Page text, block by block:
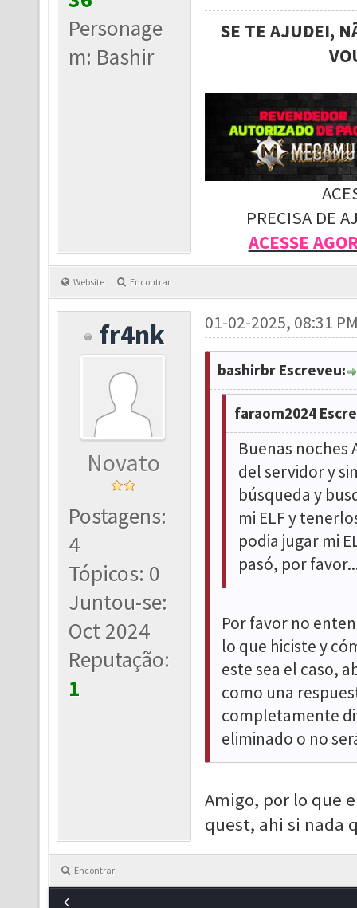
Personage
m: Bashir
SE TE AJUDEI,
PRECISA DE
ACESSE
Website Encontrar
fr4nk
Novato
Postagens:
4
Tópicos: 0
Juntou-se:
Oct 2024
Reputação:
1
01-02-2025, 08:31
bashirbr Escreveu:
faraom2024
Buenas noches
del servidor y
búsqueda y
mi ELF y
podia jugar mi
pasó, por
Por favor no
lo que hiciste y
este sea el caso,
como una
completamente
eliminado o no
Amigo, por lo que
quest, ahi si nada
Encontrar